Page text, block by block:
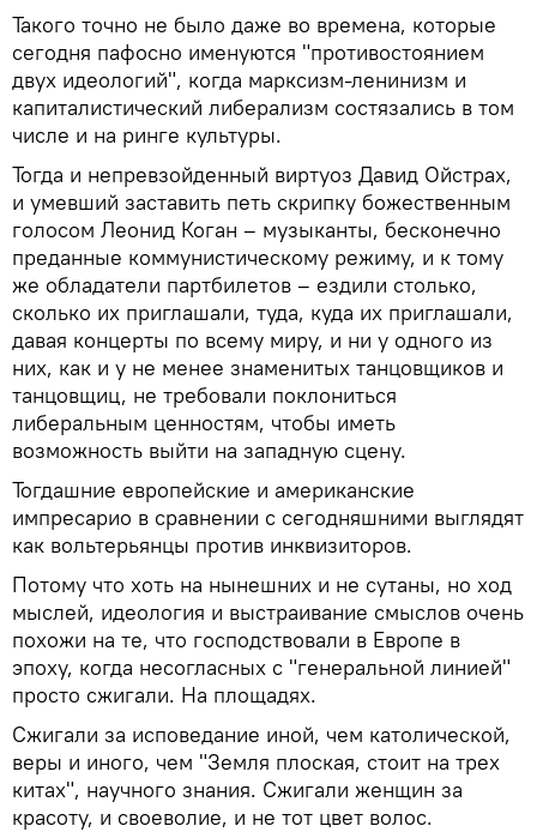
Такого точно не было даже во времена, которые
сегодня пафосно именуются "противостоянием
двух идеологий", когда марксизм-ленинизм и
капиталистический либерализм состязались в том
числе и на ринге культуры.
Тогда и непревзойденный виртуоз Давид Ойстрах,
и умевший заставить петь скрипку божественным
голосом Леонид Коган – музыканты, бесконечно
преданные коммунистическому режиму, и к тому
же обладатели партбилетов – ездили столько,
сколько их приглашали, туда, куда их приглашали,
давая концерты по всему миру, и ни у одного из
них, как и у не менее знаменитых танцовщиков и
танцовщиц, не требовали поклониться
либеральным ценностям, чтобы иметь
возможность выйти на западную сцену.
Тогдашние европейские и американские
импресарио в сравнении с сегодняшними выглядят
как вольтерьянцы против инквизиторов.
Потому что хоть на нынешних и не сутаны, но ход
мыслей, идеология и выстраивание смыслов очень
похожи на те, что господствовали в Европе в
эпоху, когда несогласных с "генеральной линией"
просто сжигали. На площадях.
Сжигали за исповедание иной, чем католической,
веры и иного, чем "Земля плоская, стоит на трех
китах", научного знания. Сжигали женщин за
красоту, и своеволие, и не тот цвет волос.